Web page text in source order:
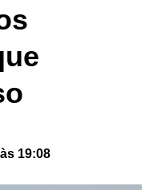
19:08